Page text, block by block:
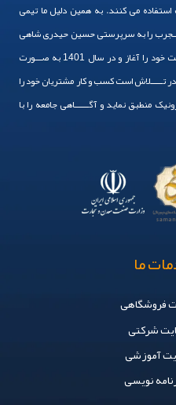
استفاده می کنند. به همین دلیل ما تیمی
را به سرپرستی حسین حیدری شاهی
سرایی گرد هم آورده ایم. سال 1394 فعالیت خود را آغاز و در سال 1401 به صـــورت
تاسیس شد و در تـــــلاش است کسب و کار مشتریان خود را
منطبق نماید و آگــــــاهی جامعه را با
ما
فروشگاهی
شرکتی
آموزشی
نویسی